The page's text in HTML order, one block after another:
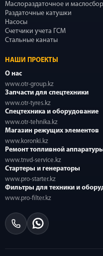
Маслораздаточное и
Раздаточные катушки
Насосы
Счетчики учета ГСМ
Стальные канаты
НАШИ ПРОЕКТЫ
О нас
www.otr-group.kz
Запчасти для спецтехники
www.otr-tyres.kz
Спецтехника и оборудование
www.otr-tehnika.kz
Магазин режущих элементов
www.koronki.kz
Ремонт топливной
www.tnvd-service.kz
Стартеры и генераторы
www.pro-starter.kz
Фильтры для техники и
www.pro-filter.kz